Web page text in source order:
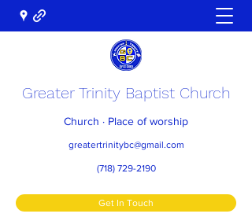
Greater Trinity Baptist Church
Church · Place of worship
greatertrinitybc@gmail.com
(718) 729-2190
Get In Touch